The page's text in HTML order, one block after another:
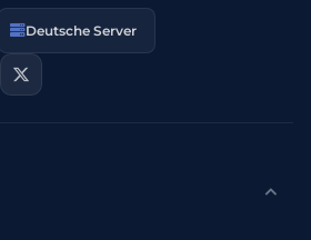
Deutsche Server